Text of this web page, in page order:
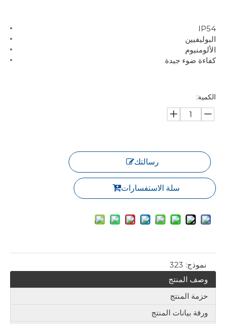
IP54
البوليفيين
الألومنيوم
كفاءة ضوء جيدة
الكمية:
رسالتك
سلة الاستفسارات
نموذج: 323
وصف المنتج
حزمة المنتج
ورقة بيانات المنتج